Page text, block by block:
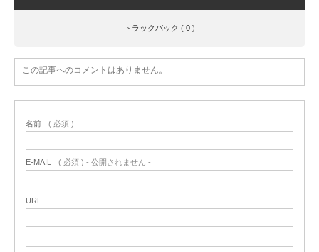
トラックバック ( 0 )
この記事へのコメントはありません。
名前 ( 必須 )
E-MAIL ( 必須 ) - 公開されません -
URL